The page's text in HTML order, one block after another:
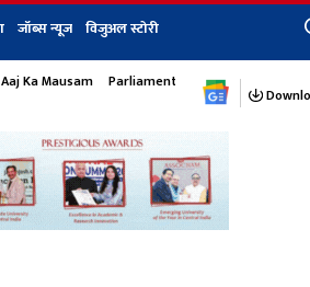
जॉब्स न्यूज विजुअल स्टोरी
एंटरटेनमेंट खेल जॉब्स न्यूज
Aaj Ka Mausam Parliament Monsoon Session